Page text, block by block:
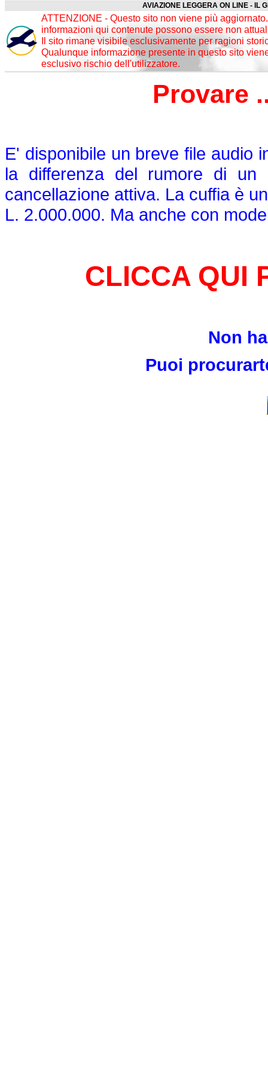
AVIAZIONE LEGGERA ON LINE - IL
ATTENZIONE - Questo sito non viene più
informazioni qui contenute possono essere non
Il sito rimane visibile esclusivamente per ragioni
Qualunque informazione presente in questo sito
esclusivo rischio dell'utilizzatore.
Provare
E' disponibile un breve file audio
la differenza del rumore di un
cancellazione attiva. La cuffia è
L. 2.000.000. Ma anche con
CLICCA QUI
Non
Puoi